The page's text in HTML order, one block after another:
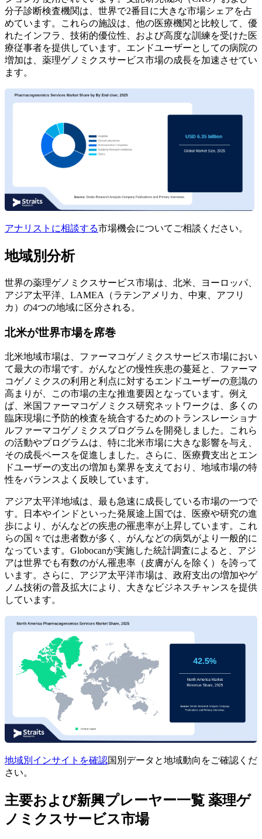
分子診断検査機関は、世界で2番目に大きな市場シェアを占
めています。これらの施設は、他の医療機関と比較して、優
れたインフラ、技術的優位性、および高度な訓練を受けた医
療従事者を提供しています。エンドユーザーとしての病院の
増加は、薬理ゲノミクスサービス市場の成長を加速させてい
ます。
アナリストに相談する市場機会についてご相談ください。
地域別分析
世界の薬理ゲノミクスサービス市場は、北米、ヨーロッパ、
アジア太平洋、LAMEA（ラテンアメリカ、中東、アフリ
カ）の4つの地域に区分される。
北米が世界市場を席巻
北米地域市場は、ファーマコゲノミクスサービス市場におい
て最大の市場です。がんなどの慢性疾患の蔓延と、ファーマ
コゲノミクスの利用と利点に対するエンドユーザーの意識の
高まりが、この市場の主な推進要因となっています。例え
ば、米国ファーマコゲノミクス研究ネットワークは、多くの
臨床現場に予防的検査を統合するためのトランスレーショナ
ルファーマコゲノミクスプログラムを開発しました。これら
の活動やプログラムは、特に北米市場に大きな影響を与え、
その成長ペースを促進しました。さらに、医療費支出とエン
ドユーザーの支出の増加も業界を支えており、地域市場の特
性をバランスよく反映しています。
アジア太平洋地域は、最も急速に成長している市場の一つで
す。日本やインドといった発展途上国では、医療や研究の進
歩により、がんなどの疾患の罹患率が上昇しています。これ
らの国々では患者数が多く、がんなどの病気がより一般的に
なっています。Globocanが実施した統計調査によると、アジ
アは世界でも有​​数のがん罹患率（皮膚がんを除く）を誇って
います。さらに、アジア太平洋市場は、政府支出の増加やゲ
ノム技術の普及拡大により、大きなビジネスチャンスを提供
しています。
地域別インサイトを確認国別データと地域動向をご確認くだ
さい。
主要および新興プレーヤー一覧 薬理ゲ
ノミクスサービス市場